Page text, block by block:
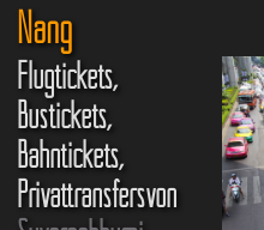
Nang
Flugtickets,
Bustickets,
Bahntickets,
Privattransfersvon